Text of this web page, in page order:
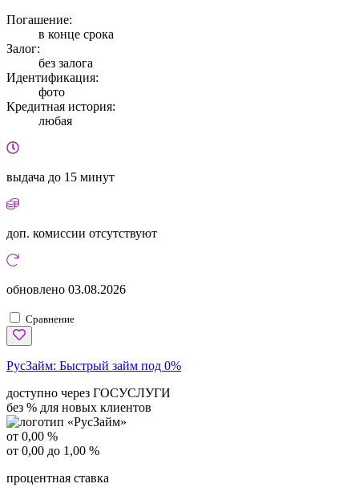
Погашение:
в конце срока
Залог:
без залога
Идентификация:
фото
Кредитная история:
любая
выдача до 15 минут
доп. комиссии отсутствуют
обновлено 03.08.2026
Сравнение
РусЗайм: Быстрый займ под 0%
доступно через ГОСУСЛУГИ
без % для новых клиентов
от 0,00 %
от 0,00 до 1,00 %
процентная ставка